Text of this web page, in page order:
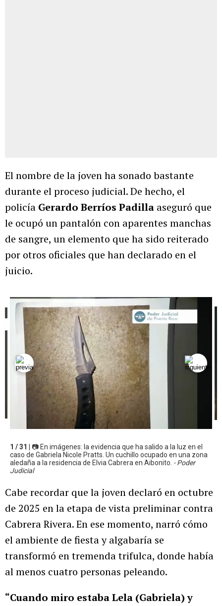
El nombre de la joven ha sonado bastante
durante el proceso judicial. De hecho, el
policía Gerardo Berríos Padilla aseguró que
le ocupó un pantalón con aparentes manchas
de sangre, un elemento que ha sido reiterado
por otros oficiales que han declarado en el
juicio.
1 / 31 | 📷 En imágenes: la evidencia que ha salido a la luz en el
caso de Gabriela Nicole Pratts. Un cuchillo ocupado en una zona
aledaña a la residencia de Elvia Cabrera en Aibonito. - Poder
Judicial
Cabe recordar que la joven declaró en octubre
de 2025 en la etapa de vista preliminar contra
Cabrera Rivera. En ese momento, narró cómo
el ambiente de fiesta y algabaría se
transformó en tremenda trifulca, donde había
al menos cuatro personas peleando.
“Cuando miro estaba Lela (Gabriela) y